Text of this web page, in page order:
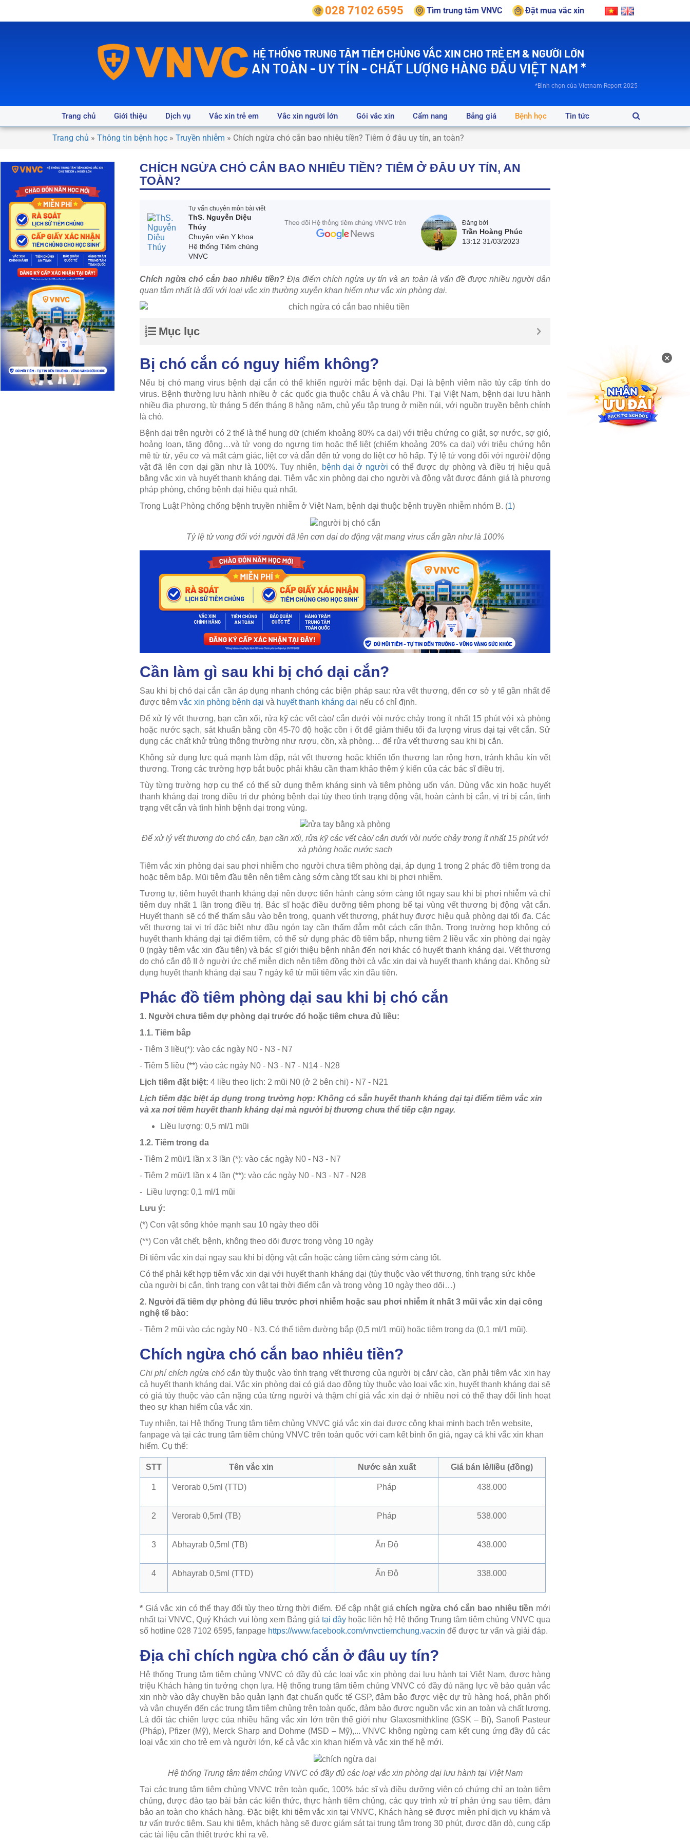
028 7102 6595 Tìm trung tâm VNVC Đặt mua vắc xin
HỆ THỐNG TRUNG TÂM TIÊM CHỦNG VẮC XIN CHO TRẺ EM & NGƯỜI LỚN
AN TOÀN - UY TÍN - CHẤT LƯỢNG HÀNG ĐẦU VIỆT NAM *
*Bình chọn của Vietnam Report 2025
Trang chủ Giới thiệu Dịch vụ Vắc xin trẻ em Vắc xin người lớn Gói vắc xin Cẩm nang Bảng giá Bệnh học Tin tức
Trang chủ » Thông tin bệnh học » Truyền nhiễm » Chích ngừa chó cắn bao nhiêu tiền? Tiêm ở đâu uy tín, an toàn?
CHÍCH NGỪA CHÓ CẮN BAO NHIÊU TIỀN? TIÊM Ở ĐÂU UY TÍN, AN
TOÀN?
Tư vấn chuyên môn bài viết
ThS. Nguyễn Diệu
Thúy
Chuyên viên Y khoa
Hệ thống Tiêm chủng
VNVC
Đăng bởi
Trần Hoàng Phúc
13:12 31/03/2023
Chích ngừa chó cắn bao nhiêu tiền? Địa điểm chích ngừa uy tín và an toàn là vấn đề được nhiều người dân
quan tâm nhất là đối với loại vắc xin thường xuyên khan hiếm như vắc xin phòng dại.
Mục lục
Bị chó cắn có nguy hiểm không?
Nếu bị chó mang virus bệnh dại cắn có thể khiến người mắc bệnh dại. Dại là bệnh viêm não tủy cấp tính do
virus. Bệnh thường lưu hành nhiều ở các quốc gia thuộc châu Á và châu Phi. Tại Việt Nam, bệnh dại lưu hành
nhiều địa phương, từ tháng 5 đến tháng 8 hằng năm, chủ yếu tập trung ở miền núi, với nguồn truyền bệnh chính
là chó.
Bệnh dại trên người có 2 thể là thể hung dữ (chiếm khoảng 80% ca dại) với triệu chứng co giật, sợ nước, sợ gió,
hoảng loạn, tăng động…và tử vong do ngưng tim hoặc thể liệt (chiếm khoảng 20% ca dại) với triệu chứng hôn
mê từ từ, yếu cơ và mất cảm giác, liệt cơ và dẫn đến tử vong do liệt cơ hô hấp. Tỷ lệ tử vong đối với người/ động
vật đã lên cơn dại gần như là 100%. Tuy nhiên, bệnh dại ở người có thể được dự phòng và điều trị hiệu quả
bằng vắc xin và huyết thanh kháng dại. Tiêm vắc xin phòng dại cho người và động vật được đánh giá là phương
pháp phòng, chống bệnh dại hiệu quả nhất.
Trong Luật Phòng chống bệnh truyền nhiễm ở Việt Nam, bệnh dại thuộc bệnh truyền nhiễm nhóm B. (1)
Tỷ lệ tử vong đối với người đã lên cơn dại do động vật mang virus cắn gần như là 100%
Cần làm gì sau khi bị chó dại cắn?
Sau khi bị chó dại cắn cần áp dụng nhanh chóng các biện pháp sau: rửa vết thương, đến cơ sở y tế gần nhất để
được tiêm vắc xin phòng bệnh dại và huyết thanh kháng dại nếu có chỉ định.
Để xử lý vết thương, bạn cần xối, rửa kỹ các vết cào/ cắn dưới vòi nước chảy trong ít nhất 15 phút với xà phòng
hoặc nước sạch, sát khuẩn bằng cồn 45-70 độ hoặc cồn i ốt để giảm thiểu tối đa lượng virus dại tại vết cắn. Sử
dụng các chất khử trùng thông thường như rượu, cồn, xà phòng… để rửa vết thương sau khi bị cắn.
Không sử dụng lực quá mạnh làm dập, nát vết thương hoặc khiến tổn thương lan rộng hơn, tránh khâu kín vết
thương. Trong các trường hợp bắt buộc phải khâu cần tham khảo thêm ý kiến của các bác sĩ điều trị.
Tùy từng trường hợp cụ thể có thể sử dụng thêm kháng sinh và tiêm phòng uốn ván. Dùng vắc xin hoặc huyết
thanh kháng dại trong điều trị dự phòng bệnh dại tùy theo tình trạng động vật, hoàn cảnh bị cắn, vị trí bị cắn, tình
trạng vết cắn và tình hình bệnh dại trong vùng.
Để xử lý vết thương do chó cắn, bạn cần xối, rửa kỹ các vết cào/ cắn dưới vòi nước chảy trong ít nhất 15 phút với
xà phòng hoặc nước sạch
Tiêm vắc xin phòng dại sau phơi nhiễm cho người chưa tiêm phòng dại, áp dụng 1 trong 2 phác đồ tiêm trong da
hoặc tiêm bắp. Mũi tiêm đầu tiên nên tiêm càng sớm càng tốt sau khi bị phơi nhiễm.
Tương tự, tiêm huyết thanh kháng dại nên được tiến hành càng sớm càng tốt ngay sau khi bị phơi nhiễm và chỉ
tiêm duy nhất 1 lần trong điều trị. Bác sĩ hoặc điều dưỡng tiêm phong bế tại vùng vết thương bị động vật cắn.
Huyết thanh sẽ có thể thấm sâu vào bên trong, quanh vết thương, phát huy được hiệu quả phòng dại tối đa. Các
vết thương tại vị trí đặc biệt như đầu ngón tay cần thấm đẫm một cách cẩn thận. Trong trường hợp không có
huyết thanh kháng dại tại điểm tiêm, có thể sử dụng phác đồ tiêm bắp, nhưng tiêm 2 liều vắc xin phòng dại ngày
0 (ngày tiêm vắc xin đầu tiên) và bác sĩ giới thiệu bệnh nhân đến nơi khác có huyết thanh kháng dại. Vết thương
do chó cắn độ II ở người ức chế miễn dịch nên tiêm đồng thời cả vắc xin dại và huyết thanh kháng dại. Không sử
dụng huyết thanh kháng dại sau 7 ngày kể từ mũi tiêm vắc xin đầu tiên.
Phác đồ tiêm phòng dại sau khi bị chó cắn
1. Người chưa tiêm dự phòng dại trước đó hoặc tiêm chưa đủ liều:
1.1. Tiêm bắp
- Tiêm 3 liều(*): vào các ngày N0 - N3 - N7
- Tiêm 5 liều (**) vào các ngày N0 - N3 - N7 - N14 - N28
Lịch tiêm đặt biệt: 4 liều theo lịch: 2 mũi N0 (ở 2 bên chi) - N7 - N21
Lịch tiêm đặc biệt áp dụng trong trường hợp: Không có sẵn huyết thanh kháng dại tại điểm tiêm vắc xin
và xa nơi tiêm huyết thanh kháng dại mà người bị thương chưa thể tiếp cận ngay.
Liều lượng: 0,5 ml/1 mũi
1.2. Tiêm trong da
- Tiêm 2 mũi/1 lần x 3 lần (*): vào các ngày N0 - N3 - N7
- Tiêm 2 mũi/1 lần x 4 lần (**): vào các ngày N0 - N3 - N7 - N28
- Liều lượng: 0,1 ml/1 mũi
Lưu ý:
(*) Con vật sống khỏe mạnh sau 10 ngày theo dõi
(**) Con vật chết, bệnh, không theo dõi được trong vòng 10 ngày
Đi tiêm vắc xin dại ngay sau khi bị động vật cắn hoặc càng tiêm càng sớm càng tốt.
Có thể phải kết hợp tiêm vắc xin dại với huyết thanh kháng dại (tùy thuộc vào vết thương, tình trạng sức khỏe
của người bị cắn, tình trạng con vật tại thời điểm cắn và trong vòng 10 ngày theo dõi…)
2. Người đã tiêm dự phòng đủ liều trước phơi nhiễm hoặc sau phơi nhiễm ít nhất 3 mũi vắc xin dại công
nghệ tế bào:
- Tiêm 2 mũi vào các ngày N0 - N3. Có thể tiêm đường bắp (0,5 ml/1 mũi) hoặc tiêm trong da (0,1 ml/1 mũi).
Chích ngừa chó cắn bao nhiêu tiền?
Chi phí chích ngừa chó cắn tùy thuộc vào tình trạng vết thương của người bị cắn/ cào, cần phải tiêm vắc xin hay
cả huyết thanh kháng dại. Vắc xin phòng dại có giá dao động tùy thuộc vào loại vắc xin, huyết thanh kháng dại sẽ
có giá tùy thuộc vào cân nặng của từng người và thậm chí giá vắc xin dại ở nhiều nơi có thể thay đổi linh hoạt
theo sự khan hiếm của vắc xin.
Tuy nhiên, tại Hệ thống Trung tâm tiêm chủng VNVC giá vắc xin dại được công khai minh bạch trên website,
fanpage và tại các trung tâm tiêm chủng VNVC trên toàn quốc với cam kết bình ổn giá, ngay cả khi vắc xin khan
hiểm. Cụ thể:
STT Tên vắc xin Nước sản xuất Giá bán lẻ/liều (đồng)
1 Verorab 0,5ml (TTD) Pháp 438.000
2 Verorab 0,5ml (TB) Pháp 538.000
3 Abhayrab 0,5ml (TB) Ấn Độ 438.000
4 Abhayrab 0,5ml (TTD) Ấn Độ 338.000
* Giá vắc xin có thể thay đổi tùy theo từng thời điểm. Để cập nhật giá chích ngừa chó cắn bao nhiêu tiền mới
nhất tại VNVC, Quý Khách vui lòng xem Bảng giá tại đây hoặc liên hệ Hệ thống Trung tâm tiêm chủng VNVC qua
số hotline 028 7102 6595, fanpage https://www.facebook.com/vnvctiemchung.vacxin để được tư vấn và giải đáp.
Địa chỉ chích ngừa chó cắn ở đâu uy tín?
Hệ thống Trung tâm tiêm chủng VNVC có đầy đủ các loại vắc xin phòng dại lưu hành tại Việt Nam, được hàng
triệu Khách hàng tin tưởng chọn lựa. Hệ thống trung tâm tiêm chủng VNVC có đầy đủ năng lực về bảo quản vắc
xin nhờ vào dây chuyền bảo quản lạnh đạt chuẩn quốc tế GSP, đảm bảo được việc dự trù hàng hoá, phân phối
và vận chuyển đến các trung tâm tiêm chủng trên toàn quốc, đảm bảo được nguồn vắc xin an toàn và chất lượng.
Là đối tác chiến lược của nhiều hãng vắc xin lớn trên thế giới như Glaxosmithkline (GSK – Bỉ), Sanofi Pasteur
(Pháp), Pfizer (Mỹ), Merck Sharp and Dohme (MSD – Mỹ),... VNVC không ngừng cam kết cung ứng đầy đủ các
loại vắc xin cho trẻ em và người lớn, kể cả vắc xin khan hiếm và vắc xin thế hệ mới.
Hệ thống Trung tâm tiêm chủng VNVC có đầy đủ các loại vắc xin phòng dại lưu hành tại Việt Nam
Tại các trung tâm tiêm chủng VNVC trên toàn quốc, 100% bác sĩ và điều dưỡng viên có chứng chỉ an toàn tiêm
chủng, được đào tạo bài bản các kiến thức, thực hành tiêm chủng, các quy trình xử trí phản ứng sau tiêm, đảm
bảo an toàn cho khách hàng. Đặc biệt, khi tiêm vắc xin tại VNVC, Khách hàng sẽ được miễn phí dịch vụ khám và
tư vấn trước tiêm. Sau khi tiêm, khách hàng sẽ được giám sát tại trung tâm trong 30 phút, được dặn dò, cung cấp
các tài liệu cần thiết trước khi ra về.
×